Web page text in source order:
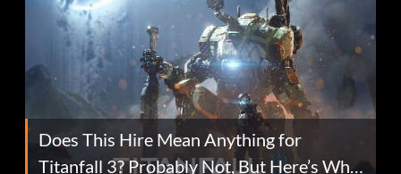
Does This Hire Mean Anything for
Titanfall 3? Probably Not, But Here’s Why